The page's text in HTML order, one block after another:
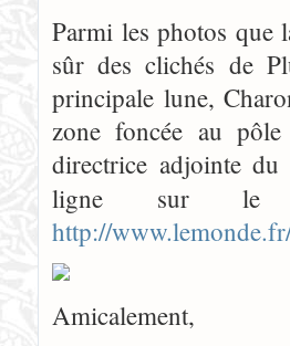
Parmi les photos que
sûr des clichés de
principale lune,
zone foncée au
directrice adjointe
ligne sur
http://
Amicalement,